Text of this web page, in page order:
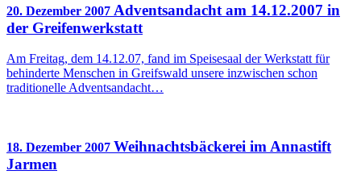
20. Dezember 2007 Adventsandacht am 14.12.2007 in
der Greifenwerkstatt
Am Freitag, dem 14.12.07, fand im Speisesaal der Werkstatt für
behinderte Menschen in Greifswald unsere inzwischen schon
traditionelle Adventsandacht…
18. Dezember 2007 Weihnachtsbäckerei im Annastift
Jarmen